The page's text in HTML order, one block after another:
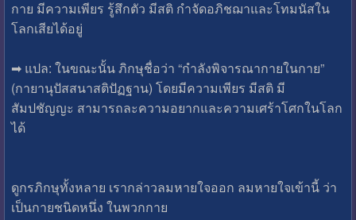
กาย มีความเพียร รู้สึกตัว มีสติ กำจัดอภิชฌาและโทมนัสใน
โลกเสียได้อยู่
➡ แปล: ในขณะนั้น ภิกษุชื่อว่า “กำลังพิจารณากายในกาย”
(กายานุปัสสนาสติปัฏฐาน) โดยมีความเพียร มีสติ มี
สัมปชัญญะ สามารถละความอยากและความเศร้าโศกในโลก
ได้
ดูกรภิกษุทั้งหลาย เรากล่าวลมหายใจออก ลมหายใจเข้านี้ ว่า
เป็นกายชนิดหนึ่ง ในพวกกาย